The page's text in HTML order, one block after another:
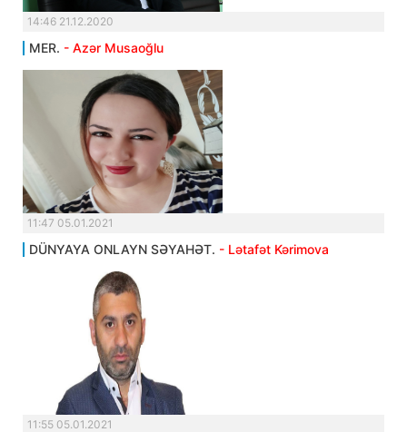
14:46 21.12.2020
MER. - Azər Musaoğlu
11:47 05.01.2021
DÜNYAYA ONLAYN SƏYAHƏT. - Lətafət Kərimova
11:55 05.01.2021